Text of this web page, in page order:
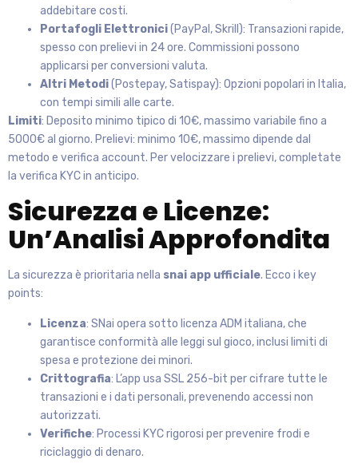
addebitare costi.
Portafogli Elettronici(PayPal, Skrill): Transazioni rapide,
spesso con prelievi in 24 ore. Commissioni possono
applicarsi per conversioni valuta.
Altri Metodi(Postepay, Satispay): Opzioni popolari in Italia,
con tempi simili alle carte.
Limiti: Deposito minimo tipico di 10€, massimo variabile fino a
5000€ al giorno. Prelievi: minimo 10€, massimo dipende dal
metodo e verifica account. Per velocizzare i prelievi, completate
la verifica KYC in anticipo.
Sicurezza e Licenze:
Un’Analisi Approfondita
La sicurezza è prioritaria nella snai app ufficiale. Ecco i key
points:
Licenza: SNai opera sotto licenza ADM italiana, che
garantisce conformità alle leggi sul gioco, inclusi limiti di
spesa e protezione dei minori.
Crittografia: L’app usa SSL 256-bit per cifrare tutte le
transazioni e i dati personali, prevenendo accessi non
autorizzati.
Verifiche: Processi KYC rigorosi per prevenire frodi e
riciclaggio di denaro.